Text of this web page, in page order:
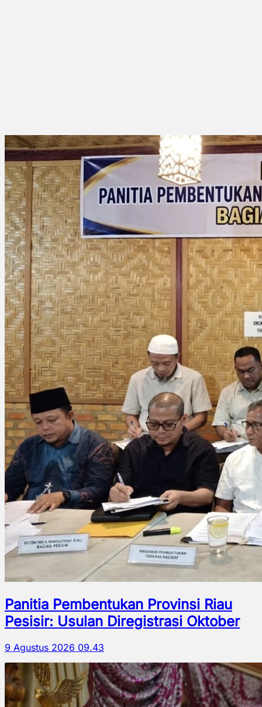
Panitia Pembentukan Provinsi Riau
Pesisir: Usulan Diregistrasi Oktober
9 Agustus 2026 09.43